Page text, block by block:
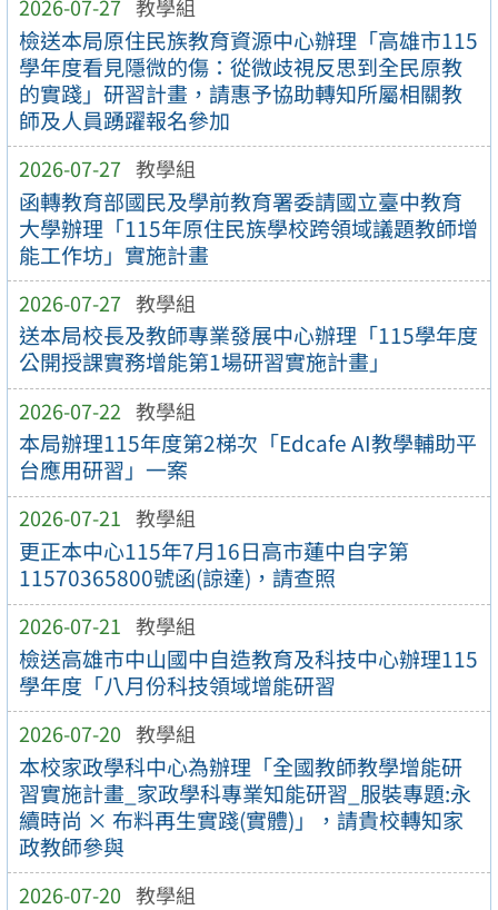
2026-07-27 教學組
檢送本局原住民族教育資源中心辦理「高雄市115
學年度看見隱微的傷：從微歧視反思到全民原教
的實踐」研習計畫，請惠予協助轉知所屬相關教
師及人員踴躍報名參加
2026-07-27 教學組
函轉教育部國民及學前教育署委請國立臺中教育
大學辦理「115年原住民族學校跨領域議題教師增
能工作坊」實施計畫
2026-07-27 教學組
送本局校長及教師專業發展中心辦理「115學年度
公開授課實務增能第1場研習實施計畫」
2026-07-22 教學組
本局辦理115年度第2梯次「Edcafe AI教學輔助平
台應用研習」一案
2026-07-21 教學組
更正本中心115年7月16日高市蓮中自字第
11570365800號函(諒達)，請查照
2026-07-21 教學組
檢送高雄市中山國中自造教育及科技中心辦理115
學年度「八月份科技領域增能研習
2026-07-20 教學組
本校家政學科中心為辦理「全國教師教學增能研
習實施計畫_家政學科專業知能研習_服裝專題:永
續時尚 × 布料再生實踐(實體)」，請貴校轉知家
政教師參與
2026-07-20 教學組